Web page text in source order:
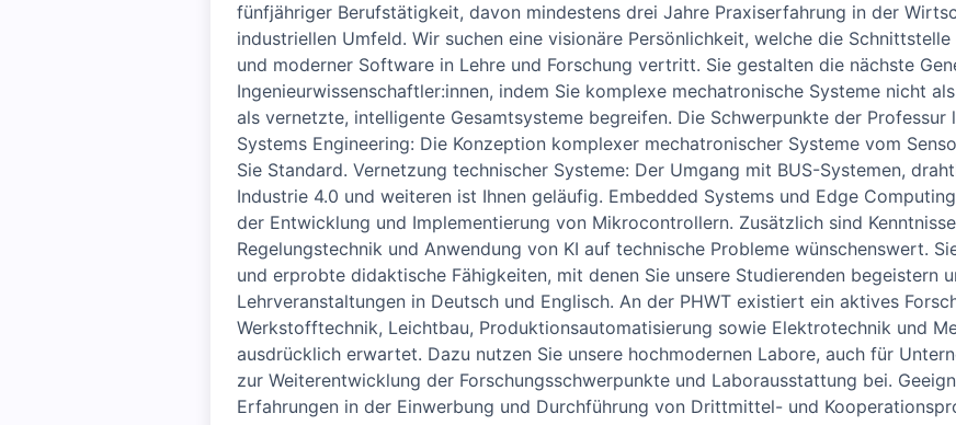
fünfjähriger Berufstätigkeit, davon mindestens drei Jahre Praxiserfahrung in der
industriellen Umfeld. Wir suchen eine visionäre Persönlichkeit, welche die
und moderner Software in Lehre und Forschung vertritt. Sie gestalten die nächste
Ingenieurwissenschaftler:innen, indem Sie komplexe mechatronische Systeme nicht
als vernetzte, intelligente Gesamtsysteme begreifen. Die Schwerpunkte der Professur
Systems Engineering: Die Konzeption komplexer mechatronischer Systeme vom
Sie Standard. Vernetzung technischer Systeme: Der Umgang mit BUS-Systemen,
Industrie 4.0 und weiteren ist Ihnen geläufig. Embedded Systems und Edge
der Entwicklung und Implementierung von Mikrocontrollern. Zusätzlich sind
Regelungstechnik und Anwendung von KI auf technische Probleme wünschenswert.
und erprobte didaktische Fähigkeiten, mit denen Sie unsere Studierenden begeistern
Lehrveranstaltungen in Deutsch und Englisch. An der PHWT existiert ein aktives
Werkstofftechnik, Leichtbau, Produktionsautomatisierung sowie Elektrotechnik und
ausdrücklich erwartet. Dazu nutzen Sie unsere hochmodernen Labore, auch für
zur Weiterentwicklung der Forschungsschwerpunkte und Laborausstattung bei.
Erfahrungen in der Einwerbung und Durchführung von Drittmittel- und